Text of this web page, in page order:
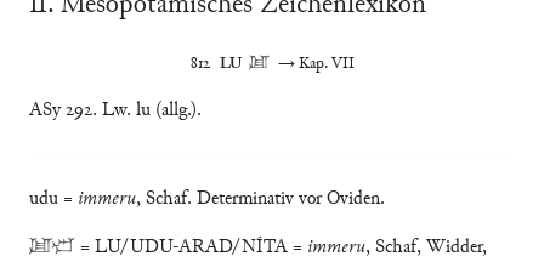
812 LU
	𒇻	→ Kap. VII
ASy 292. Lw. lu (allg.).
udu = immeru, Schaf. Determinativ vor Oviden.
𒇻𒀴 = LU/UDU-ARAD/NÍTA = immeru, Schaf, Widder,